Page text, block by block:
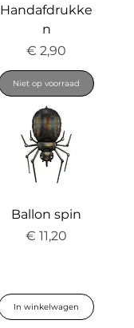
Handafdrukke
n
Prijs
€ 2,90
Niet op voorraad
Ballon spin
Prijs
€ 11,20
In winkelwagen